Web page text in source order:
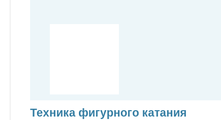
Техника фигурного катания